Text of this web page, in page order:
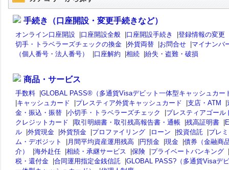
手続き（口座開設・変更手続きなど）
オンライン口座開設 |口座開設全般 |口座開設手続き |登録情報の変更
切手・トラベラーズチェックの換金 |外貨両替 |お問合せ |マイナンバ
（個人番号・法人番号）
|口座解約 |相続 |紛失・盗難・破損
商品・サービス
手数料 |GLOBAL PASS®（多通貨Visaデビット一体型キャッシュカー
|キャッシュカード |プレスティア外貨キャッシュカード |支店・ATM |
金・振込・振替 |小切手・トラベラーズチェック |プレスティアゴール
クレジットカード
|取引明細書・取引残高報告書・通帳 |残高証明書 |
ル |外貨現金 |外貨預金 |プロファイリング |ローン |投資信託 |プレ
ム・デポジット
| 月間平均資産運用残高 |円預金 |現金 |債券（金融商
介）
|海外赴任 |相続・承継サービス |保険 |プライベートバンキング |
税・還付金 |合同運用指定金銭信託 |GLOBAL PASS?（多通貨Visaデ